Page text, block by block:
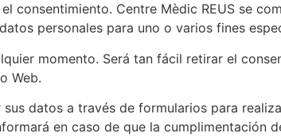
consentimiento. Centre Mèdic REUS se
personales para uno o varios fines
momento. Será tan fácil retirar el
Web.
datos a través de formularios para
en caso de que la cumplimentación